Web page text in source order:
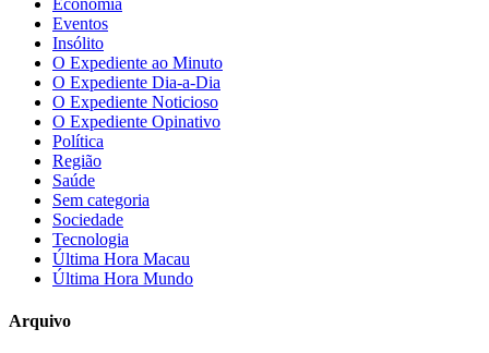
Eventos
Insólito
O Expediente ao Minuto
O Expediente Dia-a-Dia
O Expediente Noticioso
O Expediente Opinativo
Política
Região
Saúde
Sem categoria
Sociedade
Tecnologia
Última Hora Macau
Última Hora Mundo
Arquivo